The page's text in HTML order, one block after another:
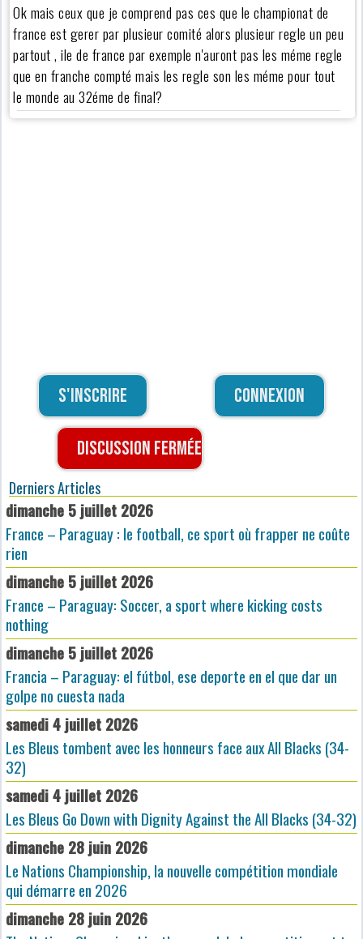
Ok mais ceux que je comprend pas ces que le championat de
france est gerer par plusieur comité alors plusieur regle un peu
partout , ile de france par exemple n'auront pas les méme regle
que en franche compté mais les regle son les méme pour tout
le monde au 32éme de final?
S'inscrire Connexion
Discussion fermée
Derniers Articles
dimanche 5 juillet 2026
France – Paraguay : le football, ce sport où frapper ne coûte
rien
dimanche 5 juillet 2026
France – Paraguay: Soccer, a sport where kicking costs
nothing
dimanche 5 juillet 2026
Francia – Paraguay: el fútbol, ese deporte en el que dar un
golpe no cuesta nada
samedi 4 juillet 2026
Les Bleus tombent avec les honneurs face aux All Blacks (34-
32)
samedi 4 juillet 2026
Les Bleus Go Down with Dignity Against the All Blacks (34-32)
dimanche 28 juin 2026
Le Nations Championship, la nouvelle compétition mondiale
qui démarre en 2026
dimanche 28 juin 2026